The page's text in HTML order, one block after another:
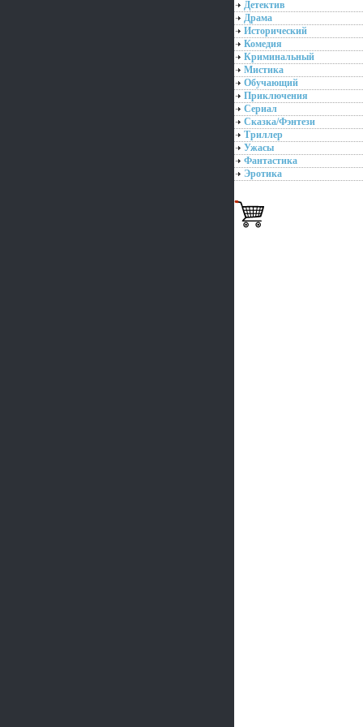
Детектив
Драма
Исторический
Комедия
Криминальный
Мистика
Обучающий
Приключения
Сериал
Сказка/Фэнтези
Триллер
Ужасы
Фантастика
Эротика